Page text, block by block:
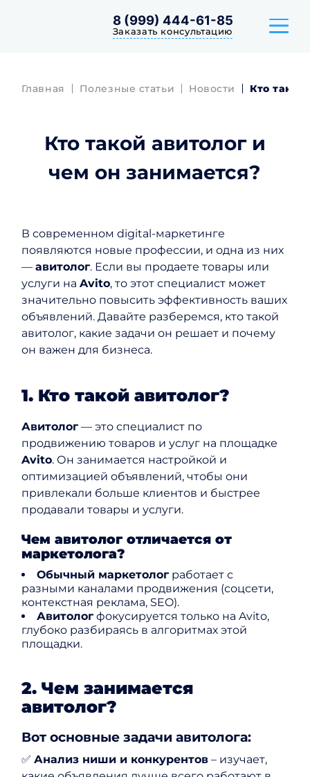
8 (999) 444-61-85
Заказать консультацию
КЕЙСЫ
ОТЗЫВЫ
Главная Полезные статьи Новости Кто
Кто такой авитолог и
чем он занимается?
В современном digital-маркетинге
появляются новые профессии, и одна из них
— авитолог. Если вы продаете товары или
услуги на Avito, то этот специалист может
значительно повысить эффективность ваших
объявлений. Давайте разберемся, кто такой
авитолог, какие задачи он решает и почему
он важен для бизнеса.
1. Кто такой авитолог?
Авитолог— это специалист по
продвижению товаров и услуг на площадке
Avito. Он занимается настройкой и
оптимизацией объявлений, чтобы они
привлекали больше клиентов и быстрее
продавали товары и услуги.
Чем авитолог отличается от
маркетолога?
Обычный маркетологработает с
разными каналами продвижения (соцсети,
контекстная реклама, SEO).
Авитологфокусируется только на Avito,
глубоко разбираясь в алгоритмах этой
площадки.
2. Чем занимается
авитолог?
Вот основные задачи авитолога:
✅ Анализ ниши и конкурентов– изучает,